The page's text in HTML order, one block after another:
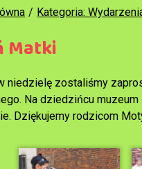
Kategoria:
Matki
niedzielę zostaliśmy
Na dziedzińcu
Dziękujemy rodzicom